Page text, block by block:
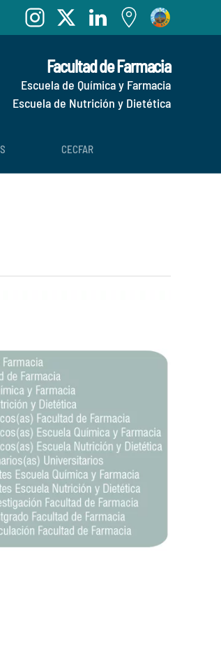
Facultad de Farmacia
Escuela de Química y Farmacia
Escuela de Nutrición y Dietética
CECFAR